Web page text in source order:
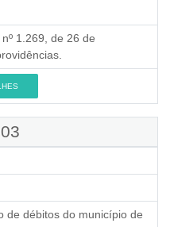
1.269, de 26 de
de débitos do município de